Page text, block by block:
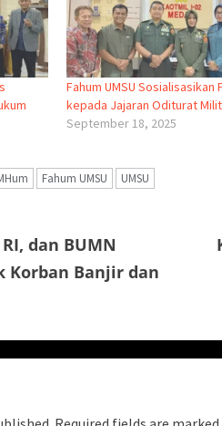
Fahum UMSU Sosialisasikan
kepada Jajaran Oditurat
September 18, 2025
Fahum UMSU UMSU
dan BUMN
Korban Banjir dan